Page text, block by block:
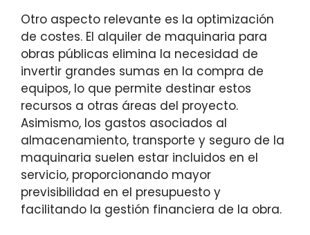
Otro aspecto relevante es la optimización
de costes. El alquiler de maquinaria para
obras públicas elimina la necesidad de
invertir grandes sumas en la compra de
equipos, lo que permite destinar estos
recursos a otras áreas del proyecto.
Asimismo, los gastos asociados al
almacenamiento, transporte y seguro de la
maquinaria suelen estar incluidos en el
servicio, proporcionando mayor
previsibilidad en el presupuesto y
facilitando la gestión financiera de la obra.